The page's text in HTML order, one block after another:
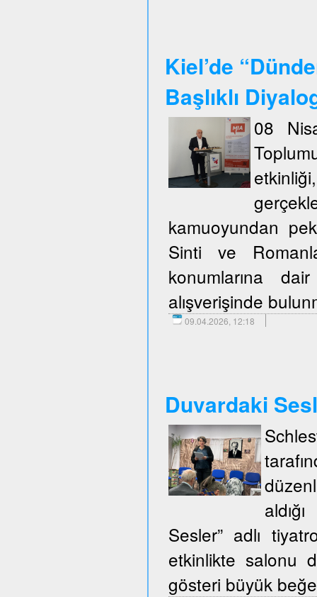
Kiel’de
Başlıklı
08
kamuoyundan pek
Sinti ve
konumlarına
alışverişinde
09.04.2026, 12:18
Duvardaki
Sesler” adlı
etkinlikte salonu
gösteri büyük